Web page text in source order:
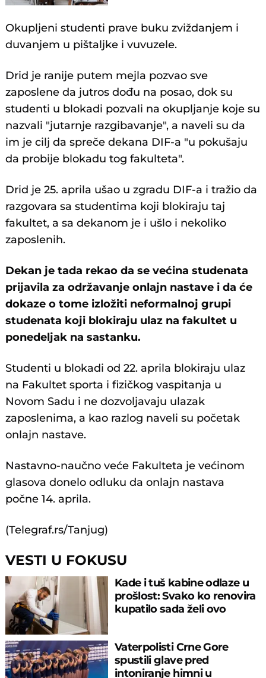
Okupljeni studenti prave buku zviždanjem i
duvanjem u pištaljke i vuvuzele.
Drid je ranije putem mejla pozvao sve
zaposlene da jutros dođu na posao, dok su
studenti u blokadi pozvali na okupljanje koje su
nazvali "jutarnje razgibavanje", a naveli su da
im je cilj da spreče dekana DIF-a "u pokušaju
da probije blokadu tog fakulteta".
Drid je 25. aprila ušao u zgradu DIF-a i tražio da
razgovara sa studentima koji blokiraju taj
fakultet, a sa dekanom je i ušlo i nekoliko
zaposlenih.
Dekan je tada rekao da se većina studenata
prijavila za održavanje onlajn nastave i da će
dokaze o tome izložiti neformalnoj grupi
studenata koji blokiraju ulaz na fakultet u
ponedeljak na sastanku.
Studenti u blokadi od 22. aprila blokiraju ulaz
na Fakultet sporta i fizičkog vaspitanja u
Novom Sadu i ne dozvoljavaju ulazak
zaposlenima, a kao razlog naveli su početak
onlajn nastave.
Nastavno-naučno veće Fakulteta je većinom
glasova donelo odluku da onlajn nastava
počne 14. aprila.
(Telegraf.rs/Tanjug)
VESTI U FOKUSU
Kade i tuš kabine odlaze u
prošlost: Svako ko renovira
kupatilo sada želi ovo
Vaterpolisti Crne Gore
spustili glave pred
intoniranje himni u